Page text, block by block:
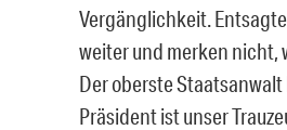
Vergänglichkeit.
weiter und merken nicht,
Der oberste
Präsident ist unser